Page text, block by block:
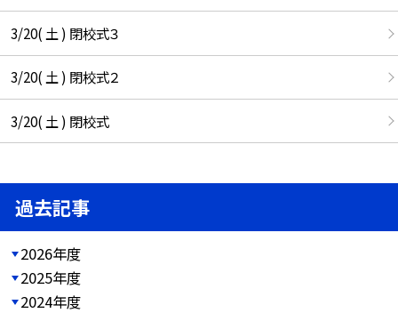
3/20( 土 ) 閉校式３
3/20( 土 ) 閉校式２
3/20( 土 ) 閉校式
過去記事
2026年度
2025年度
2024年度